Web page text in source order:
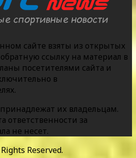
сайте взяты из открытых
ссылку на материал в
посетителями сайта и
в
их владельцам.
ответственности за
не несет.
Reserved.